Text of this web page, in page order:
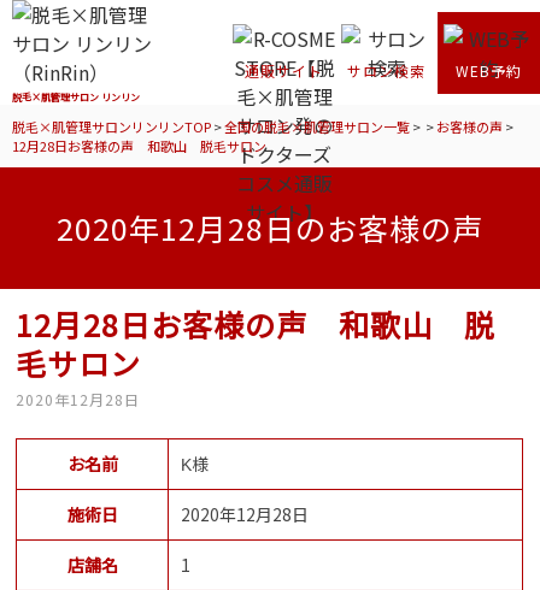
脱毛×肌管理サロン リンリン
通販サイト サロン検索 WEB予約
脱毛×肌管理サロンリンリンTOP>全国の脱毛×肌管理サロン一覧> >お客様の声 >
12月28日お客様の声 和歌山 脱毛サロン
2020年12月28日のお客様の声
12月28日お客様の声 和歌山 脱
毛サロン
2020年12月28日
お名前 K様
施術日 2020年12月28日
店舗名 1